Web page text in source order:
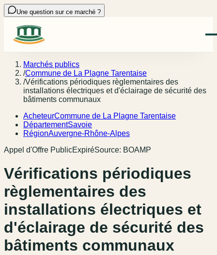
Une question sur ce marché ?
Marchés publics
/Commune de La Plagne Tarentaise
/Vérifications périodiques règlementaires des
installations électriques et d'éclairage de sécurité des
bâtiments communaux
AcheteurCommune de La Plagne Tarentaise
DépartementSavoie
RégionAuvergne-Rhône-Alpes
Appel d'Offre PublicExpiréSource: BOAMP
Vérifications périodiques
règlementaires des
installations électriques et
d'éclairage de sécurité des
bâtiments communaux